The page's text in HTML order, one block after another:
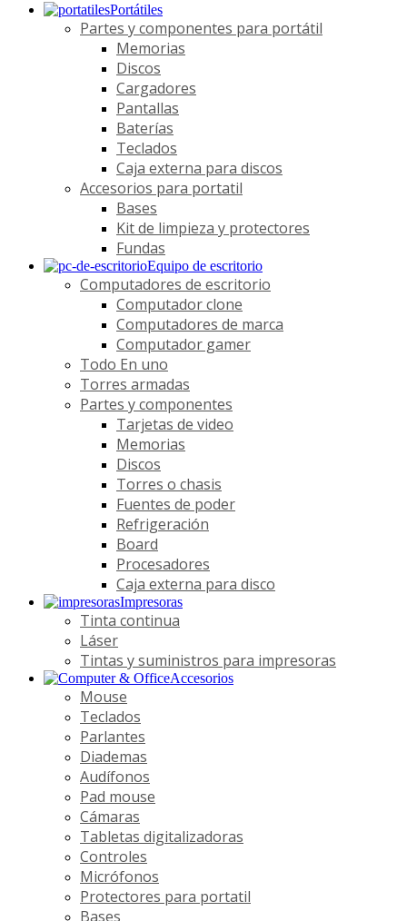
Portátiles
Partes y componentes para portátil
Memorias
Discos
Cargadores
Pantallas
Baterías
Teclados
Caja externa para discos
Accesorios para portatil
Bases
Kit de limpieza y protectores
Fundas
Equipo de escritorio
Computadores de escritorio
Computador clone
Computadores de marca
Computador gamer
Todo En uno
Torres armadas
Partes y componentes
Tarjetas de video
Memorias
Discos
Torres o chasis
Fuentes de poder
Refrigeración
Board
Procesadores
Caja externa para disco
Impresoras
Tinta continua
Láser
Tintas y suministros para impresoras
Accesorios
Mouse
Teclados
Parlantes
Diademas
Audífonos
Pad mouse
Cámaras
Tabletas digitalizadoras
Controles
Micrófonos
Protectores para portatil
Bases